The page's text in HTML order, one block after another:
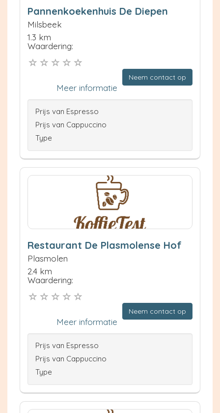
Pannenkoekenhuis De Diepen
Milsbeek
1.3 km
Waardering:
Neem contact op
Meer informatie
Prijs van Espresso
Prijs van Cappuccino
Type
Restaurant De Plasmolense Hof
Plasmolen
2.4 km
Waardering:
Neem contact op
Meer informatie
Prijs van Espresso
Prijs van Cappuccino
Type